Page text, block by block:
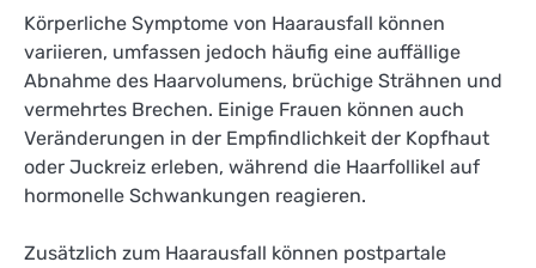
Körperliche Symptome von Haarausfall können
variieren, umfassen jedoch häufig eine auffällige
Abnahme des Haarvolumens, brüchige Strähnen und
vermehrtes Brechen. Einige Frauen können auch
Veränderungen in der Empfindlichkeit der Kopfhaut
oder Juckreiz erleben, während die Haarfollikel auf
hormonelle Schwankungen reagieren.
Zusätzlich zum Haarausfall können postpartale